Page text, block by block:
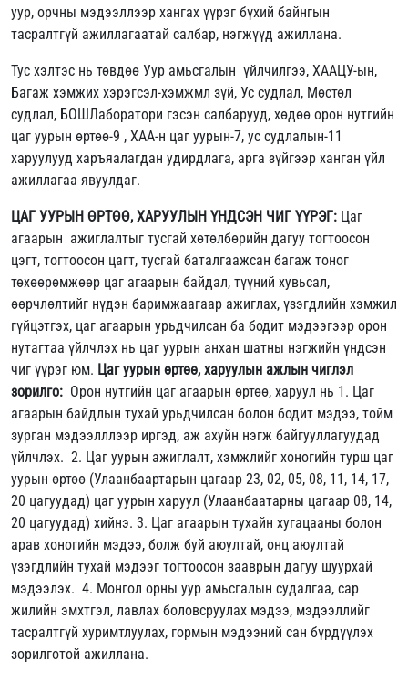
уур, орчны мэдээллээр хангах үүрэг бүхий байнгын
тасралтгүй ажиллагаатай салбар, нэгжүүд ажиллана.
Тус хэлтэс нь төвдөө Уур амьсгалын үйлчилгээ, ХААЦУ-ын,
Багаж хэмжих хэрэгсэл-хэмжмл зүй, Ус судлал, Мөстөл
судлал, БОШЛаборатори гэсэн салбарууд, хөдөө орон нутгийн
цаг уурын өртөө-9 , ХАА-н цаг уурын-7, ус судлалын-11
харуулууд харъяалагдан удирдлага, арга зүйгээр ханган үйл
ажиллагаа явуулдаг.
ЦАГ УУРЫН ӨРТӨӨ, ХАРУУЛЫН ҮНДСЭН ЧИГ ҮҮРЭГ: Цаг
агаарын ажиглалтыг тусгай хөтөлбөрийн дагуу тогтоосон
цэгт, тогтоосон цагт, тусгай баталгаажсан багаж тоног
төхөөрөмжөөр цаг агаарын байдал, түүний хувьсал,
өөрчлөлтийг нүдэн баримжаагаар ажиглах, үзэгдлийн хэмжил
гүйцэтгэх, цаг агаарын урьдчилсан ба бодит мэдээгээр орон
нутагтаа үйлчлэх нь цаг уурын анхан шатны нэгжийн үндсэн
чиг үүрэг юм. Цаг уурын өртөө, харуулын ажлын чиглэл
зорилго: Орон нутгийн цаг агаарын өртөө, харуул нь 1. Цаг
агаарын байдлын тухай урьдчилсан болон бодит мэдээ, тойм
зурган мэдээлллээр иргэд, аж ахуйн нэгж байгууллагуудад
үйлчлэх. 2. Цаг уурын ажиглалт, хэмжлийг хоногийн турш цаг
уурын өртөө (Улаанбаартарын цагаар 23, 02, 05, 08, 11, 14, 17,
20 цагуудад) цаг уурын харуул (Улаанбаатарны цагаар 08, 14,
20 цагуудад) хийнэ. 3. Цаг агаарын тухайн хугацааны болон
арав хоногийн мэдээ, болж буй аюултай, онц аюултай
үзэгдлийн тухай мэдээг тогтоосон зааврын дагуу шуурхай
мэдээлэх. 4. Монгол орны уур амьсгалын судалгаа, сар
жилийн эмхтгэл, лавлах боловсруулах мэдээ, мэдээллийг
тасралтгүй хуримтлуулах, гормын мэдээний сан бүрдүүлэх
зорилготой ажиллана.